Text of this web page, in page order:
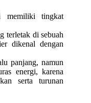
memiliki tingkat
terletak di sebuah
dikenal dengan
panjang, namun
energi, karena
serta turunan